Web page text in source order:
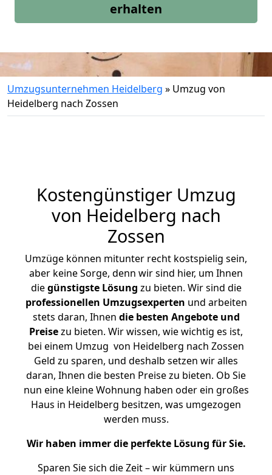
erhalten
Umzugsunternehmen Heidelberg » Umzug von
Heidelberg nach Zossen
Kostengünstiger Umzug
von Heidelberg nach
Zossen
Umzüge können mitunter recht kostspielig sein,
aber keine Sorge, denn wir sind hier, um Ihnen
diegünstigste Lösung zu bieten. Wir sind die
professionellen Umzugsexperten und arbeiten
stets daran, Ihnen die besten Angebote und
Preisezu bieten. Wir wissen, wie wichtig es ist,
bei einem Umzug von Heidelberg nach Zossen
Geld zu sparen, und deshalb setzen wir alles
daran, Ihnen die besten Preise zu bieten. Ob Sie
nun eine kleine Wohnung haben oder ein großes
Haus in Heidelberg besitzen, was umgezogen
werden muss.
Wir haben immer die perfekte Lösung für Sie.
Sparen Sie sich die Zeit – wir kümmern uns